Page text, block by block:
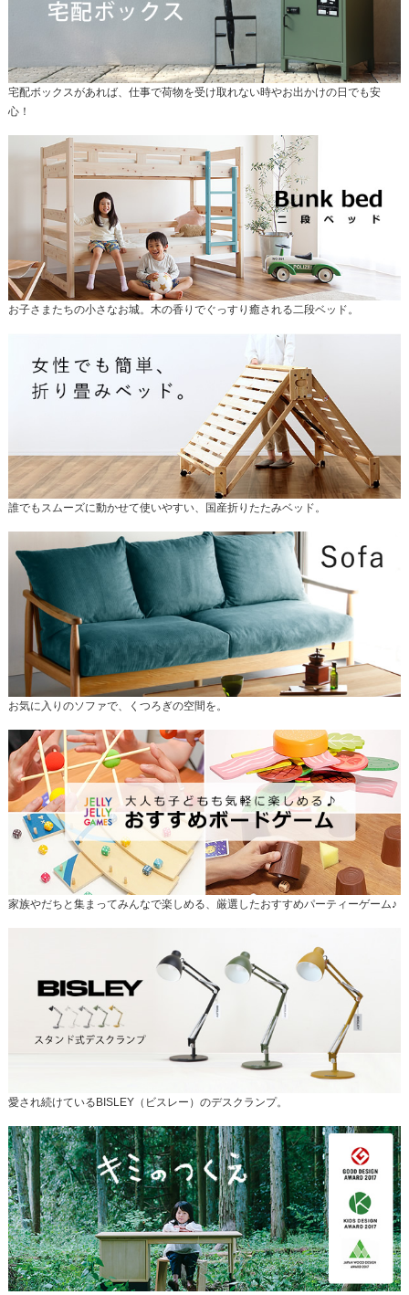
宅配ボックスがあれば、仕事で荷物を受け取れない時やお出かけの日でも安
心！
お子さまたちの小さなお城。木の香りでぐっすり癒される二段ベッド。
誰でもスムーズに動かせて使いやすい、国産折りたたみベッド。
お気に入りのソファで、くつろぎの空間を。
家族やだちと集まってみんなで楽しめる、厳選したおすすめパーティーゲーム♪
愛され続けているBISLEY（ビスレー）のデスクランプ。